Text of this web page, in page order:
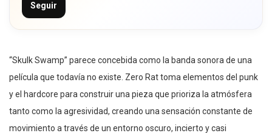
Seguir
“Skulk Swamp” parece concebida como la banda sonora de una
película que todavía no existe. Zero Rat toma elementos del punk
y el hardcore para construir una pieza que prioriza la atmósfera
tanto como la agresividad, creando una sensación constante de
movimiento a través de un entorno oscuro, incierto y casi